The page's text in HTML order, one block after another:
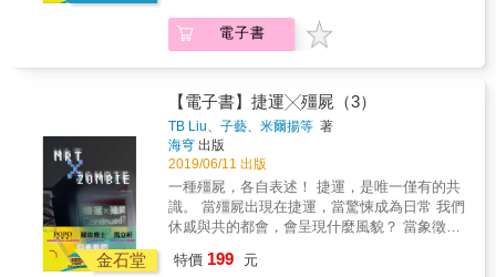
系 《捷運 ╳ 殭屍》 堂堂邁入第三集！ 六創作
者，綻放出六篇各具特色的殭屍故事！ 史詩、
殭屍03》 帶您見證台灣新生代創作者的可能性
與多樣性 以及他們眼裡的這座都市
&hellip;&hellip; Diversity：多樣性，創造你的
可能性！ ◎海穹文化首部跨平台作品 書籍 ╳
遊戲 《捷運 ╳ 殭屍》 聯名手機APP 7月
GooglePlay、iTuns、Web-PC陸續上架！ 請密
切注意：goo.gl/NLfZBU 捷運 ╳ 殭屍& 在地化
原創組合 在第三集，許多前兩集的作者都寫出
了續集故事！ 不論是原創嶄新故事，或前集故
電子書
金石堂
【電子書】捷運╳殭屍（3）
TB Liu、子藝、米爾揚等 著
海穹 出版
2019/06/11 出版
一種殭屍，各自表述！ 捷運，是唯一僅有的共
識。 當殭屍出現在捷運，當驚悚成為日常 我們
休戚與共的都會，會呈現什麼風貌？ 當象徵都
撞出什麼火花？ 海穹文化Diversity (多樣性) 書
特價 199 元